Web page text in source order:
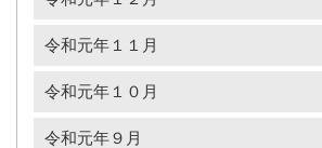
令和元年１１月
令和元年１０月
令和元年９月